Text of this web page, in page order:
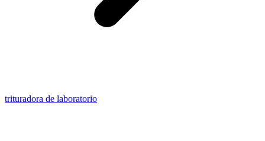
trituradora de laboratorio